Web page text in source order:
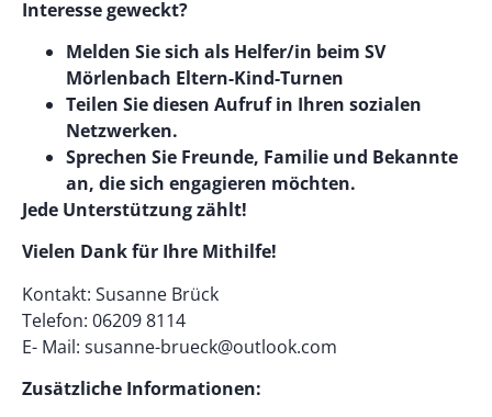
Interesse geweckt?
Melden Sie sich als Helfer/in beim SV
Mörlenbach Eltern-Kind-Turnen
Teilen Sie diesen Aufruf in Ihren sozialen
Netzwerken.
Sprechen Sie Freunde, Familie und Bekannte
an, die sich engagieren möchten.
Jede Unterstützung zählt!
Vielen Dank für Ihre Mithilfe!
Kontakt: Susanne Brück
Telefon: 06209 8114
E- Mail: susanne-brueck@outlook.com
Zusätzliche Informationen: